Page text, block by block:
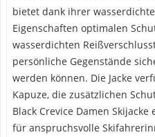
bietet dank ihrer
Eigenschaften optimalen
wasserdichten
persönliche Gegenstände
werden können. Die Jacke
Kapuze, die zusätzlichen
Black Crevice Damen
für anspruchsvolle